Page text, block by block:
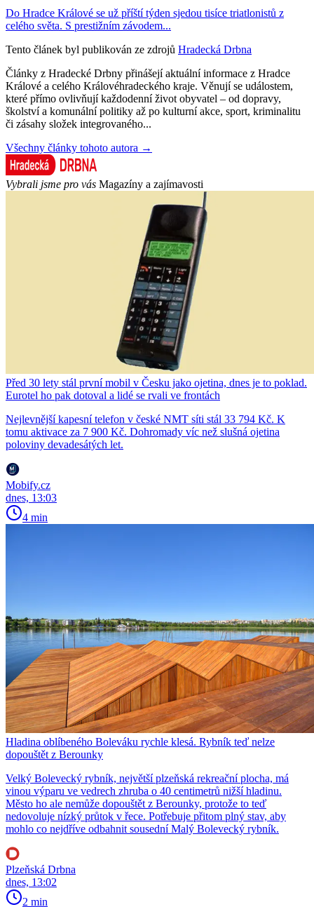
Do Hradce Králové se už příští týden sjedou tisíce triatlonistů z
celého světa. S prestižním závodem...
Tento článek byl publikován ze zdrojů Hradecká Drbna
Články z Hradecké Drbny přinášejí aktuální informace z Hradce
Králové a celého Královéhradeckého kraje. Věnují se událostem,
které přímo ovlivňují každodenní život obyvatel – od dopravy,
školství a komunální politiky až po kulturní akce, sport, kriminalitu
či zásahy složek integrovaného...
Všechny články tohoto autora →
Vybrali jsme pro vás Magazíny a zajímavosti
Před 30 lety stál první mobil v Česku jako ojetina, dnes je to poklad.
Eurotel ho pak dotoval a lidé se rvali ve frontách
Nejlevnější kapesní telefon v české NMT síti stál 33 794 Kč. K
tomu aktivace za 7 900 Kč. Dohromady víc než slušná ojetina
poloviny devadesátých let.
Mobify.cz
dnes, 13:03
4 min
Hladina oblíbeného Boleváku rychle klesá. Rybník teď nelze
dopouštět z Berounky
Velký Bolevecký rybník, největší plzeňská rekreační plocha, má
vinou výparu ve vedrech zhruba o 40 centimetrů nižší hladinu.
Město ho ale nemůže dopouštět z Berounky, protože to teď
nedovoluje nízký průtok v řece. Potřebuje přitom plný stav, aby
mohlo co nejdříve odbahnit sousední Malý Bolevecký rybník.
Plzeňská Drbna
dnes, 13:02
2 min